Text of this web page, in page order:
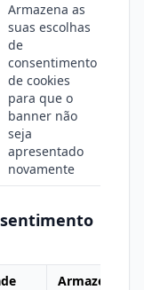
Armazena as
suas escolhas
de
consentimento
de cookies
para que o
banner não
seja
apresentado
novamente